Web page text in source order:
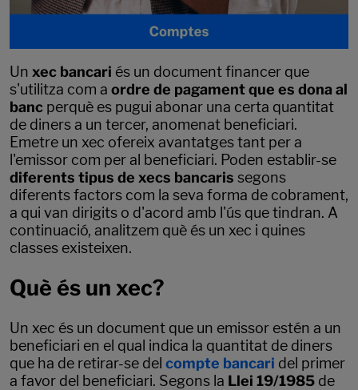
Un xec bancari és un document financer que
s'utilitza com a ordre de pagament que es dona al
banc perquè es pugui abonar una certa quantitat
de diners a un tercer, anomenat beneficiari.
Emetre un xec ofereix avantatges tant per a
l'emissor com per al beneficiari. Poden establir-se
diferents tipus de xecs bancaris segons
diferents factors com la seva forma de cobrament,
a qui van dirigits o d'acord amb l'ús que tindran. A
continuació, analitzem què és un xec i quines
classes existeixen.
Què és un xec?
Un xec és un document que un emissor estén a un
beneficiari en el qual indica la quantitat de diners
que ha de retirar-se del compte bancari del primer
a favor del beneficiari. Segons la Llei 19/1985 de